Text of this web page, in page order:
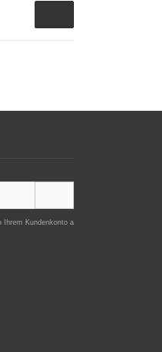
Ihrem Kundenkonto a